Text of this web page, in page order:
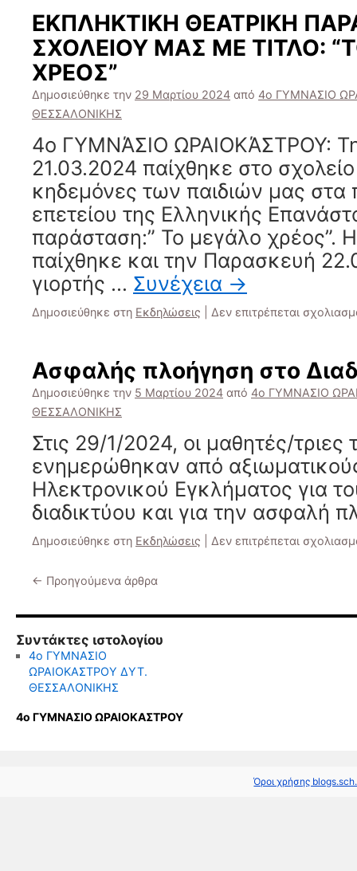
ΕΚΠΛΗΚΤΙΚΗ ΘΕΑΤΡΙΚΗ
ΣΧΟΛΕΙΟΥ ΜΑΣ ΜΕ ΤΙΤΛΟ:
ΧΡΕΟΣ”
Δημοσιεύθηκε την 29 Μαρτίου 2024 από 4ο ΓΥΜΝΑΣΙΟ
ΘΕΣΣΑΛΟΝΙΚΗΣ
4ο ΓΥΜΝΆΣΙΟ ΩΡΑΙΟΚΆΣΤΡΟΥ:
21.03.2024 παίχθηκε στο
κηδεμόνες των παιδιών μας στα
επετείου της Ελληνικής
παράσταση:” Το μεγάλο χρέος”.
παίχθηκε και την Παρασκευή
γιορτής … Συνέχεια →
Δημοσιεύθηκε στη Εκδηλώσεις Δεν επιτρέπεται
Ασφαλής πλοήγηση στο
Δημοσιεύθηκε την 5 Μαρτίου 2024 από 4ο ΓΥΜΝΑΣΙΟ
ΘΕΣΣΑΛΟΝΙΚΗΣ
Στις 29/1/2024, οι μαθητές/τριες
ενημερώθηκαν από
Ηλεκτρονικού Εγκλήματος για
διαδικτύου και για την ασφαλή
Δημοσιεύθηκε στη Εκδηλώσεις Δεν επιτρέπεται
← Προηγούμενα άρθρα
Συντάκτες ιστολογίου
4ο ΓΥΜΝΑΣΙΟ
ΩΡΑΙΟΚΑΣΤΡΟΥ ΔΥΤ.
ΘΕΣΣΑΛΟΝΙΚΗΣ
4ο ΓΥΜΝΑΣΙΟ ΩΡΑΙΟΚΑΣΤΡΟΥ
Όροι χρήσης